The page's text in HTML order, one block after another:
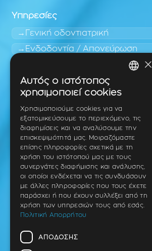
Υπηρεσίες
Γενική οδοντιατρική
Ενδοδοντία / Απονεύρωση
Περιοχές εύκολης πρόσβασης
Πυλαία
Τριάδι
Νέο Ρύσιο
Επανομή
Περαία
Καλαμαριά
Πανόραμα
Χαριλάου
Ιατρείο
×
Αυτός ο ιστότοπος
χρησιμοποιεί cookies
Χρησιμοποιούμε cookies για να
εξατομικεύσουμε το περιεχόμενο, τις
διαφημίσεις και να αναλύσουμε την
επισκεψιμότητά μας. Μοιραζόμαστε
επίσης πληροφορίες σχετικά με τη
χρήση του ιστότοπού μας με τους
συνεργάτες διαφήμισης και ανάλυσης,
οι οποίοι ενδέχεται να τις συνδυάσουν
με άλλες πληροφορίες που τους έχετε
παράσχει ή που έχουν συλλέξει από τη
χρήση των υπηρεσιών τους από εσάς.
Πολιτική Απορρήτου
ΑΠΌΔΟΣΗΣ